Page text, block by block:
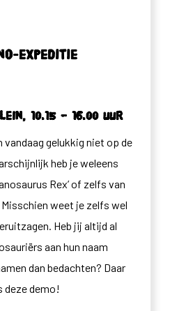
expeditie
10.15 – 16.00 uur
vandaag gelukkig niet op de
heb je weleens
Rex’ of zelfs van
Misschien weet je zelfs wel
Heb jij altijd al
aan hun naam
dan bedachten? Daar
deze demo!